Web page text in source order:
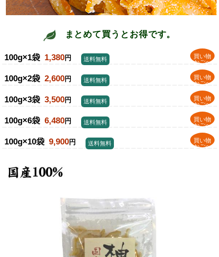
まとめて買うとお得です。
100g×1袋 1,380円
買い物
かごへ
送料無料
100g×2袋 2,600円
買い物
かごへ
送料無料
100g×3袋 3,500円
買い物
かごへ
送料無料
100g×6袋 6,480円
買い物
かごへ
送料無料
100g×10袋 9,900円
買い物
かごへ
送料無料